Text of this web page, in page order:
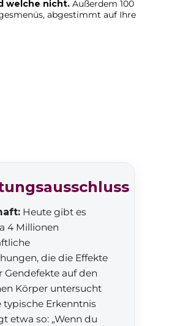
welche nicht. Außerdem 100
abgestimmt auf Ihre
Heute gibt es
4 Millionen
die die Effekte
auf den
Körper untersucht
typische Erkenntnis
etwa so: „Wenn du